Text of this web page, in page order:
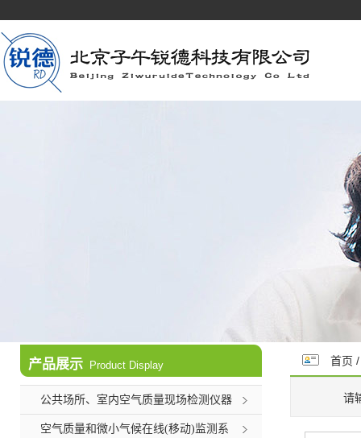
产品展示 Product Display
公共场所、室内空气质量现场检测仪器
空气质量和微小气候在线(移动)监测系
首页
请